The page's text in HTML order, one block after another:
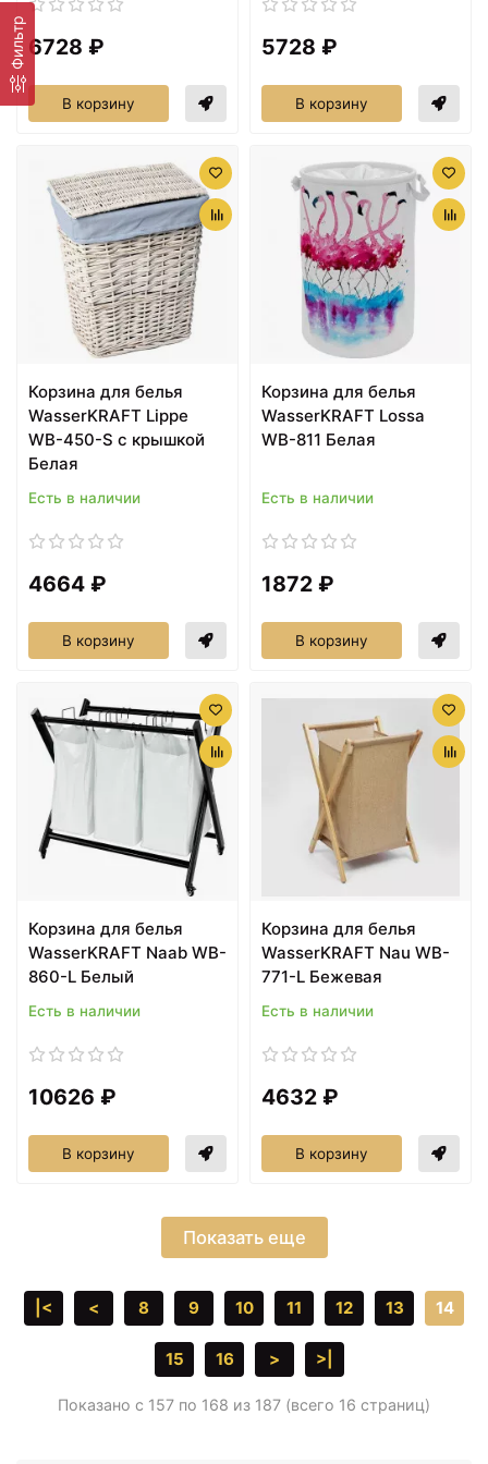
Фильтр6728 ₽
В корзину
5728 ₽
В корзину
Корзина для белья
WasserKRAFT Lippe
WB-450-S с крышкой
Белая
Есть в наличии
4664 ₽
В корзину
Корзина для белья
WasserKRAFT Lossa
WB-811 Белая
Есть в наличии
1872 ₽
В корзину
Корзина для белья
WasserKRAFT Naab WB-
860-L Белый
Есть в наличии
10626 ₽
В корзину
Корзина для белья
WasserKRAFT Nau WB-
771-L Бежевая
Есть в наличии
4632 ₽
В корзину
Показать еще
|< < 8 9 10 11 12 13 14
15 16 > >|
Показано с 157 по 168 из 187 (всего 16 страниц)